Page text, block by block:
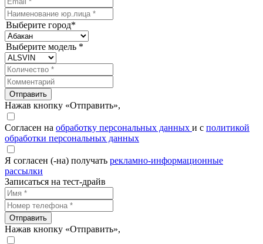
Выберите город*
Выберите модель *
Отправить
Нажав кнопку «Отправить»,
Согласен на обработку персональных данных и с политикой
обработки персональных данных
Я согласен (-на) получать рекламно-информационные
рассылки
Записаться на тест-драйв
Отправить
Нажав кнопку «Отправить»,